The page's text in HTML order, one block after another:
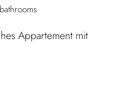
Appartement mit